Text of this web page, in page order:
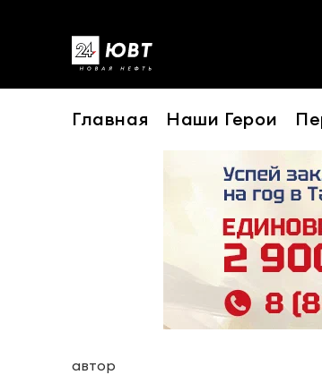
Главная Наши Герои
автор